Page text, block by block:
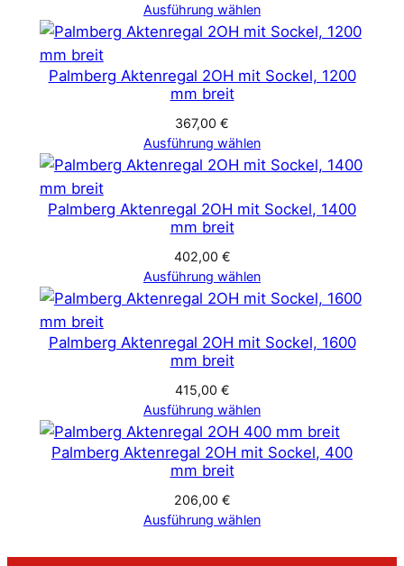
Ausführung wählen
Palmberg Aktenregal 2OH mit Sockel, 1200
mm breit
367,00 €
Ausführung wählen
Palmberg Aktenregal 2OH mit Sockel, 1400
mm breit
402,00 €
Ausführung wählen
Palmberg Aktenregal 2OH mit Sockel, 1600
mm breit
415,00 €
Ausführung wählen
Palmberg Aktenregal 2OH mit Sockel, 400
mm breit
206,00 €
Ausführung wählen